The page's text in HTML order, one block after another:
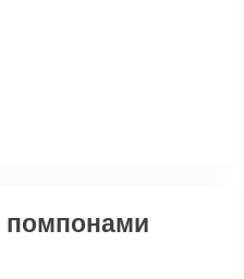
помпонами